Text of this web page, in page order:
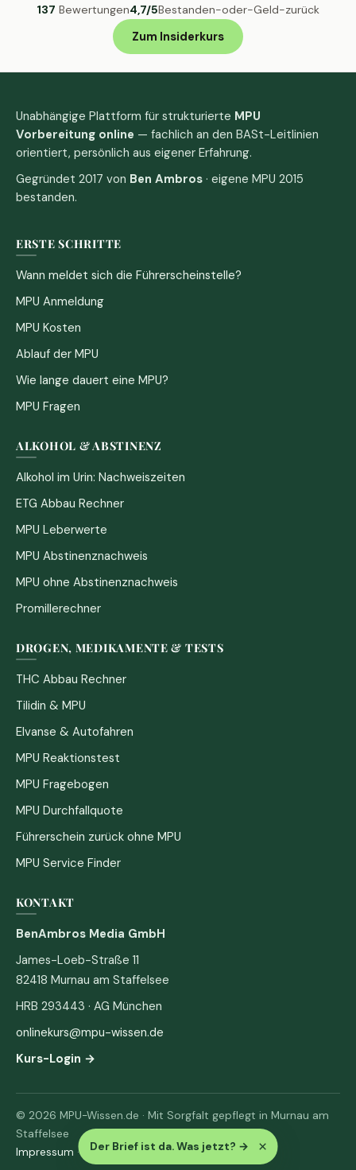
Der Brief ist da. Was jetzt? → ×
137 Bewertungen4,7/5Bestanden-oder-Geld-zurück
Zum Insiderkurs
Unabhängige Plattform für strukturierte MPU
Vorbereitung online — fachlich an den BASt-Leitlinien
orientiert, persönlich aus eigener Erfahrung.
Gegründet 2017 von Ben Ambros · eigene MPU 2015
bestanden.
ERSTE SCHRITTE
Wann meldet sich die Führerscheinstelle?
MPU Anmeldung
MPU Kosten
Ablauf der MPU
Wie lange dauert eine MPU?
MPU Fragen
ALKOHOL & ABSTINENZ
Alkohol im Urin: Nachweiszeiten
ETG Abbau Rechner
MPU Leberwerte
MPU Abstinenznachweis
MPU ohne Abstinenznachweis
Promillerechner
DROGEN, MEDIKAMENTE & TESTS
THC Abbau Rechner
Tilidin & MPU
Elvanse & Autofahren
MPU Reaktionstest
MPU Fragebogen
MPU Durchfallquote
Führerschein zurück ohne MPU
MPU Service Finder
KONTAKT
BenAmbros Media GmbH
James-Loeb-Straße 11
82418 Murnau am Staffelsee
HRB 293443 · AG München
onlinekurs@mpu-wissen.de
Kurs-Login →
© 2026 MPU-Wissen.de · Mit Sorgfalt gepflegt in Murnau am
Staffelsee
Impressum · Datenschutz & AGB